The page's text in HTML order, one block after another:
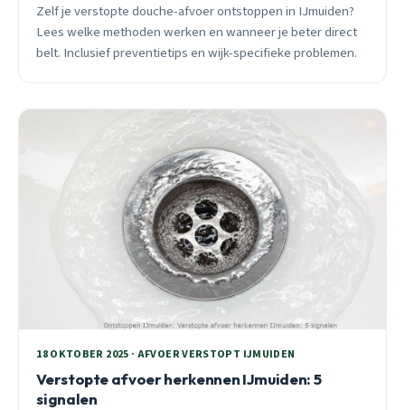
Zelf je verstopte douche-afvoer ontstoppen in IJmuiden?
Lees welke methoden werken en wanneer je beter direct
belt. Inclusief preventietips en wijk-specifieke problemen.
18 OKTOBER 2025 · AFVOER VERSTOPT IJMUIDEN
Verstopte afvoer herkennen IJmuiden: 5
signalen